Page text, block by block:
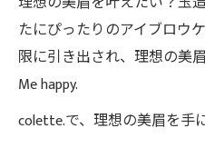
たにぴったりのアイブロウ
限に引き出され、理想の美
Me happy.
colette.で、理想の美眉を手